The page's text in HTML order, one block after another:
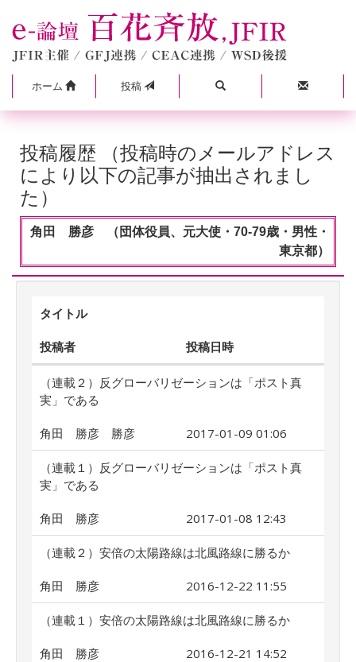
ホーム 投稿
投稿履歴 （投稿時のメールアドレス
により以下の記事が抽出されまし
た）
角田 勝彦 （団体役員、元大使・70-79歳・男性・
東京都）
タイトル
投稿者 投稿日時
（連載２）反グローバリゼーションは「ポスト真
実」である
角田 勝彦 勝彦 2017-01-09 01:06
（連載１）反グローバリゼーションは「ポスト真
実」である
角田 勝彦 2017-01-08 12:43
（連載２）安倍の太陽路線は北風路線に勝るか
角田 勝彦 2016-12-22 11:55
（連載１）安倍の太陽路線は北風路線に勝るか
角田 勝彦 2016-12-21 14:52